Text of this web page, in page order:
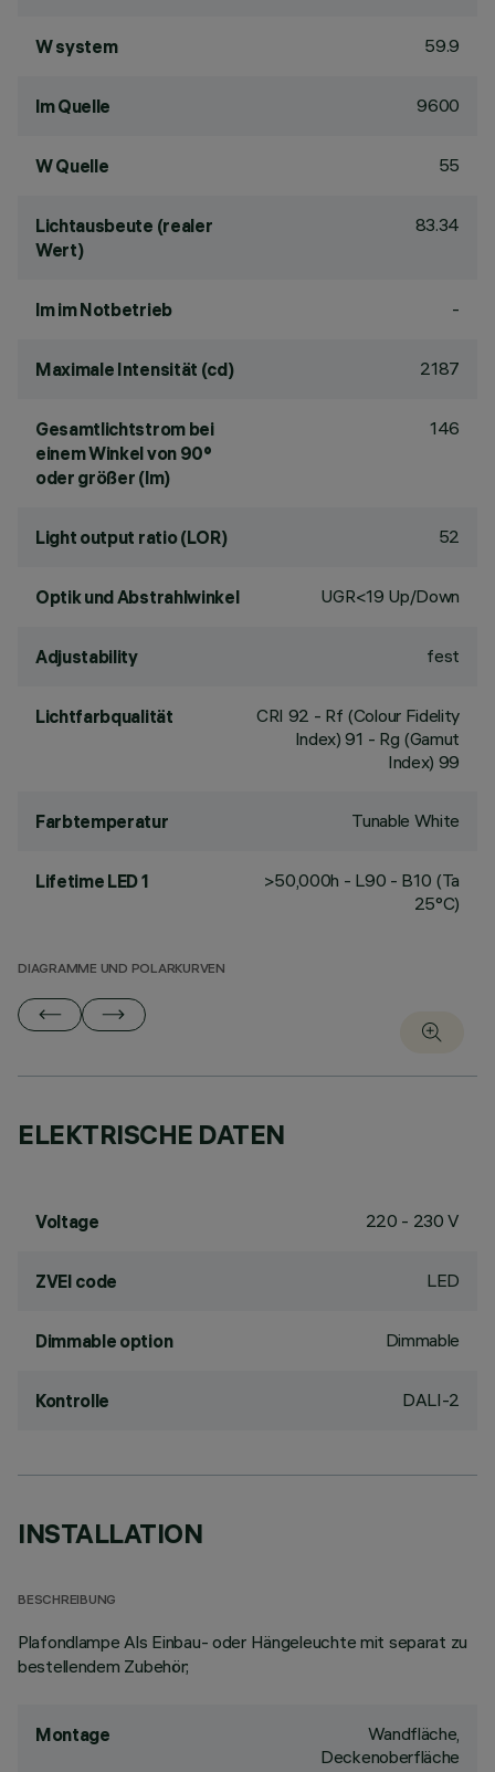
W system 59.9
lm Quelle 9600
W Quelle 55
Lichtausbeute (realer
Wert)
83.34
lm im Notbetrieb -
Maximale Intensität (cd) 2187
Gesamtlichtstrom bei
einem Winkel von 90°
oder größer (lm)
146
Light output ratio (LOR) 52
Optik und Abstrahlwinkel UGR<19 Up/Down
Adjustability fest
Lichtfarbqualität CRI 92 - Rf (Colour Fidelity
Index) 91 - Rg (Gamut
Index) 99
Farbtemperatur Tunable White
Lifetime LED 1
>50,000h - L90 - B10 (Ta
25°C)
DIAGRAMME UND POLARKURVEN
ELEKTRISCHE DATEN
Voltage 220 - 230 V
ZVEI code LED
Dimmable option Dimmable
Kontrolle DALI-2
INSTALLATION
BESCHREIBUNG
Plafondlampe Als Einbau- oder Hängeleuchte mit separat zu
bestellendem Zubehör;
Montage
Wandfläche,
Deckenoberfläche